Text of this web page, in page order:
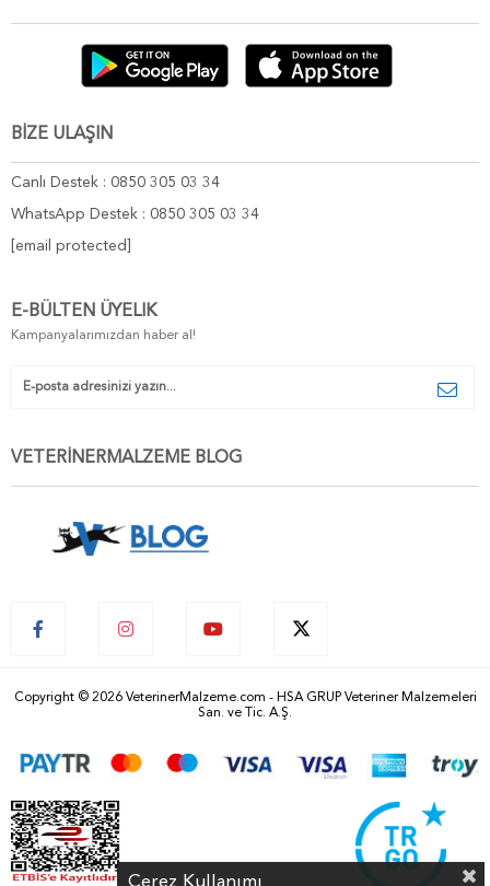
BİZE ULAŞIN
Canlı Destek : 0850 305 03 34
WhatsApp Destek : 0850 305 03 34
[email protected]
E-BÜLTEN ÜYELIK
Kampanyalarımızdan haber al!
VETERİNERMALZEME BLOG
Copyright © 2026 VeterinerMalzeme.com - HSA GRUP Veteriner Malzemeleri
San. ve Tic. A.Ş.
Çerez Kullanımı